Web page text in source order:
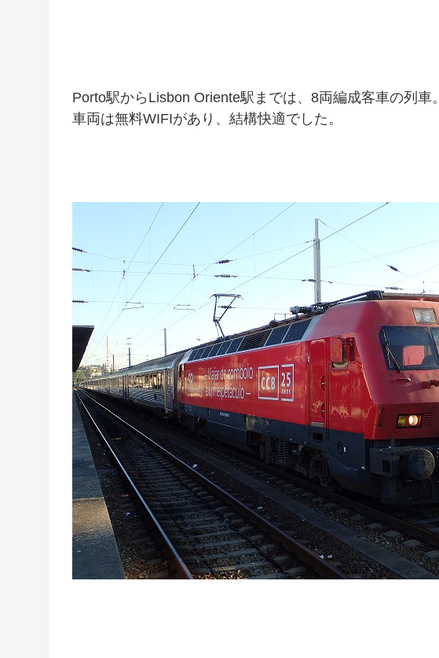
Porto駅からLisbon Oriente駅までは、8両編成客車の列車。
車両は無料WIFIがあり、結構快適でした。